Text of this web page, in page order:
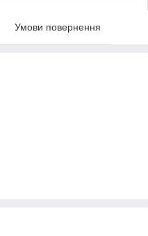
Умови повернення